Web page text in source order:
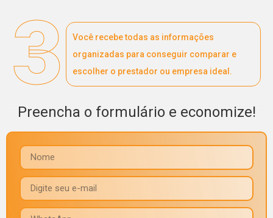
3
Você recebe todas as informações
organizadas para conseguir comparar e
escolher o prestador ou empresa ideal.
Preencha o formulário e economize!